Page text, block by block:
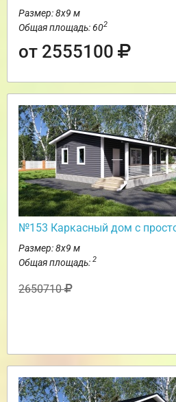
Размер: 8х9 м
Общая площадь: 602
от 2555100
№153 Каркасный дом с
Размер: 8х9 м
Общая площадь: 2
2650710